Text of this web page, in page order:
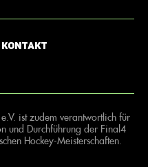
Kontakt
ist zudem verantwortlich für
und Durchführung der Final4
Hockey-Meisterschaften.